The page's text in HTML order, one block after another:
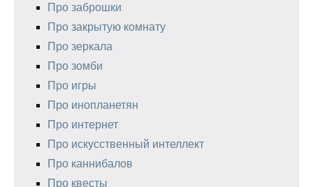
Про заброшки
Про закрытую комнату
Про зеркала
Про зомби
Про игры
Про инопланетян
Про интернет
Про искусственный интеллект
Про каннибалов
Про квесты